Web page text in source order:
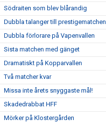
Södraiten som blev blårandig
Dubbla talanger till prestigematchen
Dubbla förlorare på Vapenvallen
Sista matchen med gänget
Dramatiskt på Kopparvallen
Två matcher kvar
Missa inte årets snyggaste mål!
Skadedrabbat HFF
Mörker på Klostergården